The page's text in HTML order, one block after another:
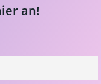
an!